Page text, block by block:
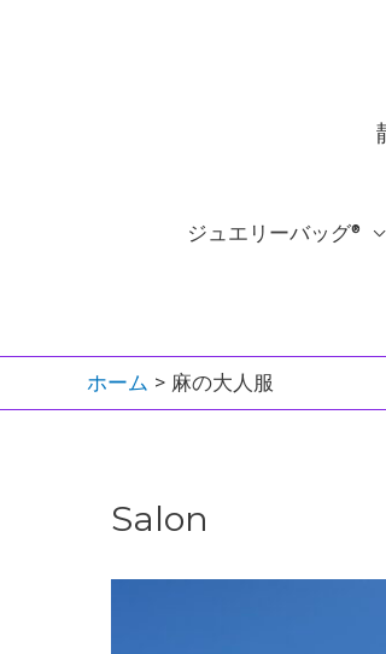
ジュエリーバッグ®︎
ホーム 麻の大人服
Salon